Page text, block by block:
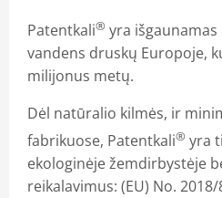
Patentkali® yra
vandens druskų Europoje,
milijonus metų.
Dėl natūralio kilmės, ir
fabrikuose, Patentkali® yra
ekologinėje žemdirbystėje
reikalavimus: (EU) No.